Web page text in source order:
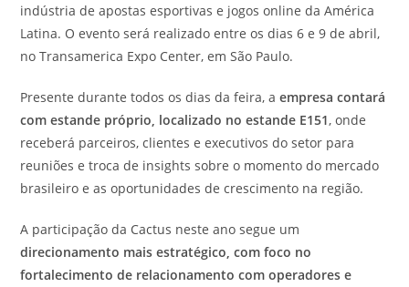
indústria de apostas esportivas e jogos online da América
Latina. O evento será realizado entre os dias 6 e 9 de abril,
no Transamerica Expo Center, em São Paulo.
Presente durante todos os dias da feira, a empresa contará
com estande próprio, localizado no estande E151, onde
receberá parceiros, clientes e executivos do setor para
reuniões e troca de insights sobre o momento do mercado
brasileiro e as oportunidades de crescimento na região.
A participação da Cactus neste ano segue um
direcionamento mais estratégico, com foco no
fortalecimento de relacionamento com operadores e